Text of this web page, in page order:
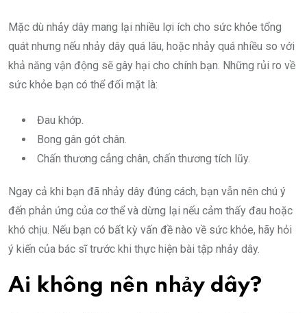
Mặc dù nhảy dây mang lại nhiều lợi ích cho sức khỏe tổng
quát nhưng nếu nhảy dây quá lâu, hoặc nhảy quá nhiều so với
khả năng vận động sẽ gây hại cho chính bạn. Những rủi ro về
sức khỏe bạn có thể đối mặt là:
Đau khớp.
Bong gân gót chân.
Chấn thương cẳng chân, chấn thương tích lũy.
Ngay cả khi bạn đã nhảy dây đúng cách, bạn vẫn nên chú ý
đến phản ứng của cơ thể và dừng lại nếu cảm thấy đau hoặc
khó chịu. Nếu bạn có bất kỳ vấn đề nào về sức khỏe, hãy hỏi
ý kiến của bác sĩ trước khi thực hiện bài tập nhảy dây.
Ai không nên nhảy dây?